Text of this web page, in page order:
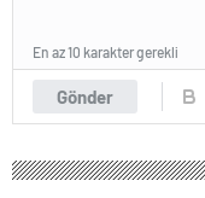
Gönder
En az 10 karakter gerekli